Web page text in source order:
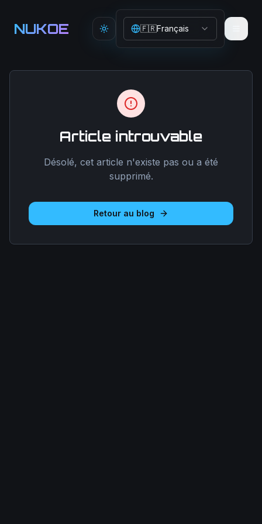
NUKOE Toggle theme
🇫🇷Français
Article introuvable
Désolé, cet article n'existe pas ou a été
supprimé.
Retour au blog